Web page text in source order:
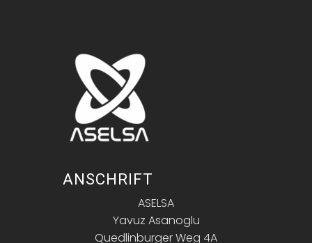
ANSCHRIFT
ASELSA
Yavuz Asanoglu
Quedlinburger Weg 4A